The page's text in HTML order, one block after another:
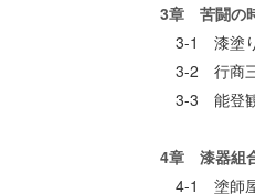
3章 苦闘の
3-1 漆塗
3-2 行商
3-3 能登
4章 漆器組
4-1 塗師